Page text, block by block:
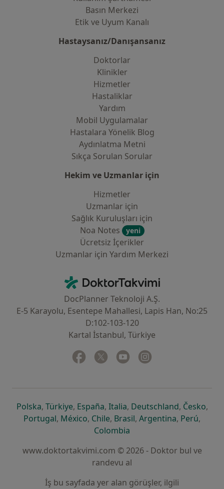
Basın Merkezi
Etik ve Uyum Kanalı
Hastaysanız/Danışansanız
Doktorlar
Klinikler
Hizmetler
Hastaliklar
Yardım
Mobil Uygulamalar
Hastalara Yönelik Blog
Aydınlatma Metni
Sıkça Sorulan Sorular
Hekim ve Uzmanlar için
Hizmetler
Uzmanlar için
Sağlık Kuruluşları için
Noa Notes
yeni
Ücretsiz İçerikler
Uzmanlar için Yardım Merkezi
DoktorTakvimi - Ana Sayfa
DocPlanner Teknoloji A.Ş.
E-5 Karayolu, Esentepe Mahallesi, Lapis Han, No:25
D:102-103-120
Kartal İstanbul, Türkiye
Facebook
yeni bir sekmede açılır
Twitter
yeni bir sekmede açılır
Youtube
yeni bir sekmede açılır
Polskayeni bir sekmede açılır
, Türkiyeyeni bir sekmede açılır
, Españayeni bir sekmede açılır
, Italiayeni bir sekmede açılır
, Deutschlandyeni bir
, Českoyeni
,
Portugalyeni bir sekmede açılır
, Méxicoyeni bir sekmede açılır
, Chileyeni bir sekmede açılır
, Brasilyeni bir sekmede açılır
, Argentinayeni bir
, Perúyeni
,
Colombia
www.doktortakvimi.com © 2026 - Doktor bul ve
randevu al
İş bu sayfada yer alan görüşler, ilgili